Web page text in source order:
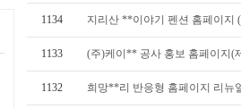
1134 지리산 **이야기 펜션 홈페이지
1133 (주)케이** 공사 홍보 홈페이지(
1132 희망**리 반응형 홈페이지 리뉴